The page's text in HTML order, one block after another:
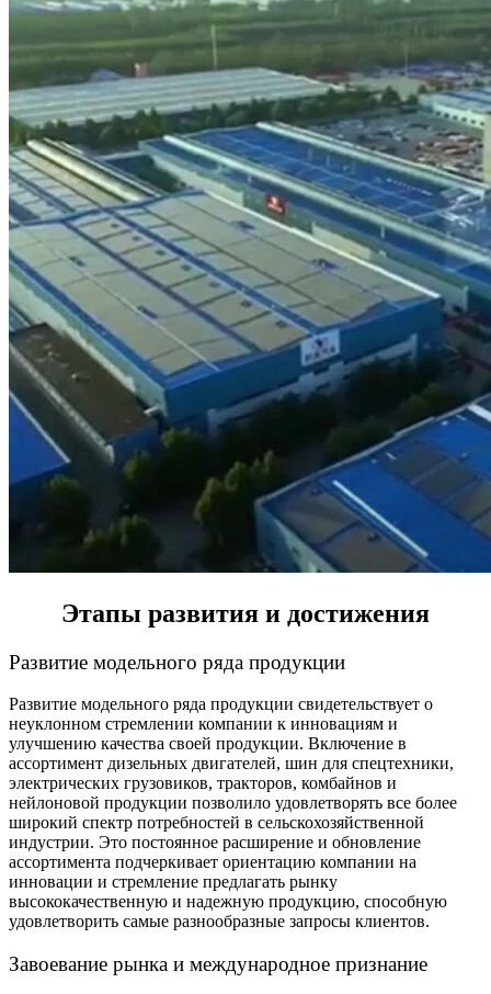
Этапы развития и достижения
Развитие модельного ряда продукции
Развитие модельного ряда продукции свидетельствует о
неуклонном стремлении компании к инновациям и
улучшению качества своей продукции. Включение в
ассортимент дизельных двигателей, шин для спецтехники,
электрических грузовиков, тракторов, комбайнов и
нейлоновой продукции позволило удовлетворять все более
широкий спектр потребностей в сельскохозяйственной
индустрии. Это постоянное расширение и обновление
ассортимента подчеркивает ориентацию компании на
инновации и стремление предлагать рынку
высококачественную и надежную продукцию, способную
удовлетворить самые разнообразные запросы клиентов.
Завоевание рынка и международное признание